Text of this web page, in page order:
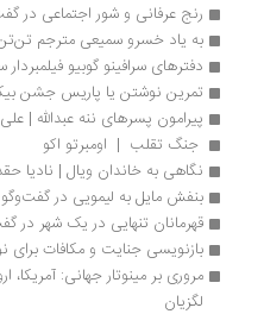
رنج عرفانی و شور اجتماعی در گفت‌‍وگو با
به یاد خسرو سمیعی مترجم تن‌تن و
دفترهای سرافینو گوبیو فیلمبردار سینما
تمرین نوشتن یا پاریس جشن بیکران |
پیرامون پسرهای ننه عبدالله | علی
جنگ تقلب  |  اومبرتو اکو
نگاهی به خاندان ویال | نادیا حقدوست
بنفش مایل به‌ لیمویی در گفت‌وگو با
قهرمانان تنهایی در یک شهر در گفت‌وگو
بازنویسی جنایت و مکافات برای نوجوانان